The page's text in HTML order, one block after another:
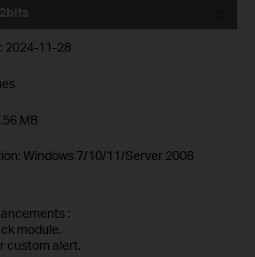
2024-11-28
MB
Windows 7/10/11/Server 2008
:
module.
custom alert.